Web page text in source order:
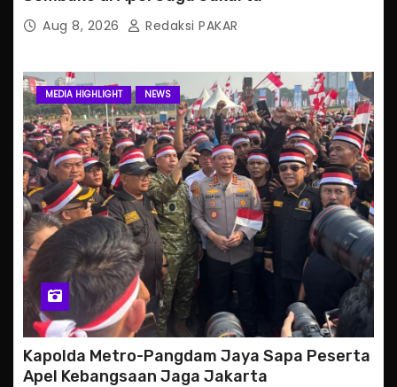
Aug 8, 2026 Redaksi PAKAR
MEDIA HIGHLIGHT NEWS
Kapolda Metro-Pangdam Jaya Sapa Peserta
Apel Kebangsaan Jaga Jakarta